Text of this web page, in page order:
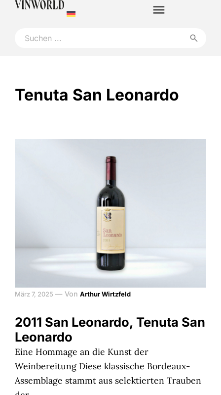
Tenuta San Leonardo
März 7, 2025 — Von Arthur Wirtzfeld
2011 San Leonardo, Tenuta San
Leonardo
Eine Hommage an die Kunst der
Weinbereitung Diese klassische Bordeaux-
Assemblage stammt aus selektierten Trauben